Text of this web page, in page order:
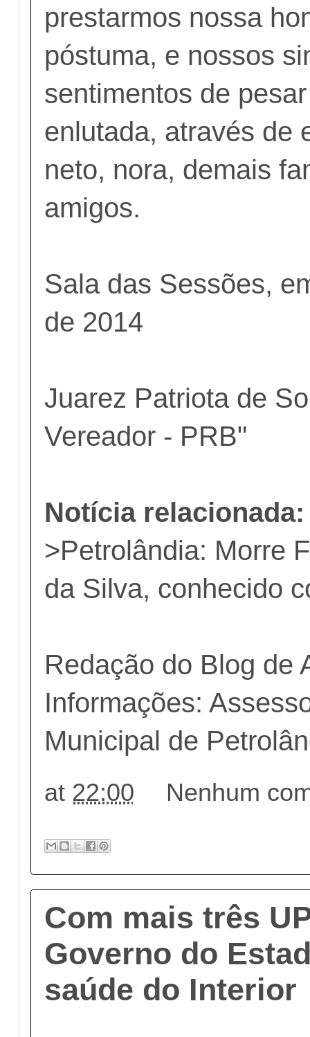
prestarmos nossa
póstuma, e nossos
sentimentos de
enlutada, através de
neto, nora, demais
amigos.
Sala das Sessões,
de 2014
Juarez Patriota de
Vereador - PRB"
Notícia relacionada:
>Petrolândia: Morre
da Silva, conhecido
Redação do Blog de
Informações:
Municipal de
at 22:00 Nenhum
Com mais três
Governo do
saúde do Interior